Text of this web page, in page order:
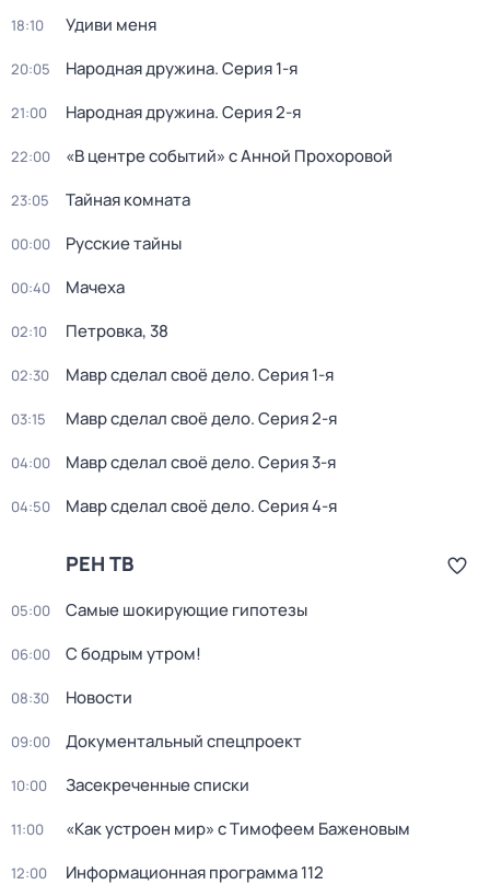
18:10 Удиви меня
20:05 Народная дружина. Серия 1-я
21:00 Народная дружина. Серия 2-я
22:00 «В центре событий» с Анной Прохоровой
23:05 Тайная комната
00:00 Русские тайны
00:40 Мачеха
02:10 Петровка, 38
02:30 Мавр сделал своё дело. Серия 1-я
03:15 Мавр сделал своё дело. Серия 2-я
04:00 Мавр сделал своё дело. Серия 3-я
04:50 Мавр сделал своё дело. Серия 4-я
РЕН ТВ
05:00 Самые шoкиpующие гипотезы
06:00 С бодрым утром!
08:30 Новости
09:00 Документальный спецпроект
10:00 Зacекрeченные cписки
11:00 «Как устроен мир» с Тимофеем Баженовым
12:00 Информационная программа 112